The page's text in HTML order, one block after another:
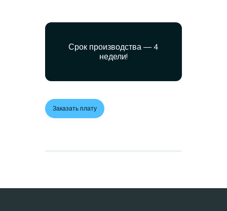
Срок производства — 4
недели!
Заказать плату